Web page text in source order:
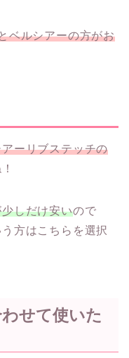
ベルシアーの方がお
ーリブステッチの
しだけ安いので
方はこちらを選択
せて使いた